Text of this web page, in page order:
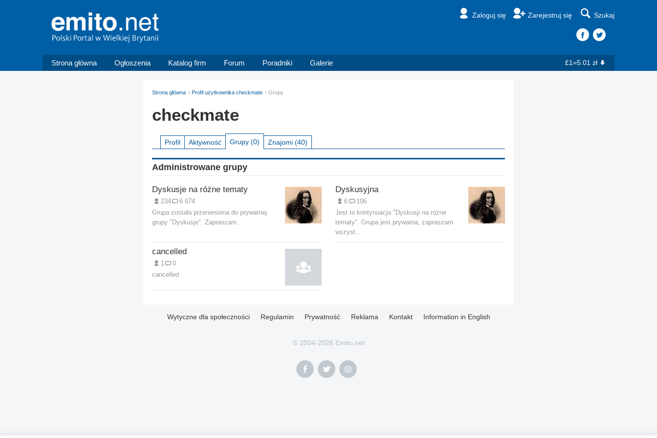
Zaloguj się Zarejestruj się Szukaj
Strona główna Ogłoszenia Katalog firm Forum Poradniki Galerie £1=5.01 zł
Strona główna Profil użytkownika checkmate Grupy
checkmate
Profil Aktywność Grupy (0) Znajomi (40)
Administrowane grupy
Dyskusje na różne tematy
234
6 674
Grupa została przeniesiona do prywatnej
grupy "Dyskusje". Zapraszam.
Dyskusyjna
6
106
Jest to kontynuacja "Dyskusji na różne
tematy". Grupa jest prywatna, zapraszam
wszyst...
cancelled
1
0
cancelled
Wytyczne dla społeczności Regulamin Prywatność Reklama Kontakt Information in English
© 2004-2026 Emito.net